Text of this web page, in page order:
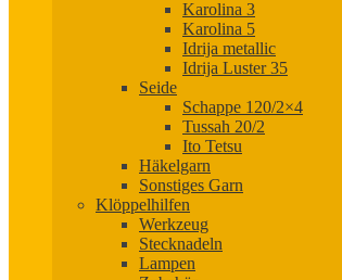
Karolina 3
Karolina 5
Idrija metallic
Idrija Luster 35
Seide
Schappe 120/2×4
Tussah 20/2
Ito Tetsu
Häkelgarn
Sonstiges Garn
Klöppelhilfen
Werkzeug
Stecknadeln
Lampen